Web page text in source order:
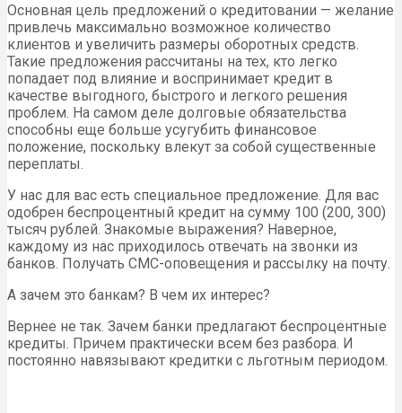
Основная цель предложений о кредитовании — желание
привлечь максимально возможное количество
клиентов и увеличить размеры оборотных средств.
Такие предложения рассчитаны на тех, кто легко
попадает под влияние и воспринимает кредит в
качестве выгодного, быстрого и легкого решения
проблем. На самом деле долговые обязательства
способны еще больше усугубить финансовое
положение, поскольку влекут за собой существенные
переплаты.
У нас для вас есть специальное предложение. Для вас
одобрен беспроцентный кредит на сумму 100 (200, 300)
тысяч рублей. Знакомые выражения? Наверное,
каждому из нас приходилось отвечать на звонки из
банков. Получать СМС-оповещения и рассылку на почту.
А зачем это банкам? В чем их интерес?
Вернее не так. Зачем банки предлагают беспроцентные
кредиты. Причем практически всем без разбора. И
постоянно навязывают кредитки с льготным периодом.